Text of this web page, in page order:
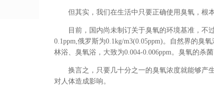
但其实，我们在生活中只要正确使用臭氧，根
目前，国内尚未制订关于臭氧的环境基准，不
0.1ppm,俄罗斯为0.1kg/m3(0.05ppm)。自然界的臭
林浴、臭氧浴，大致为0.004-0.006ppm。臭氧的杀
换言之，只要几十分之一的臭氧浓度就能够产
对人体造成影响。